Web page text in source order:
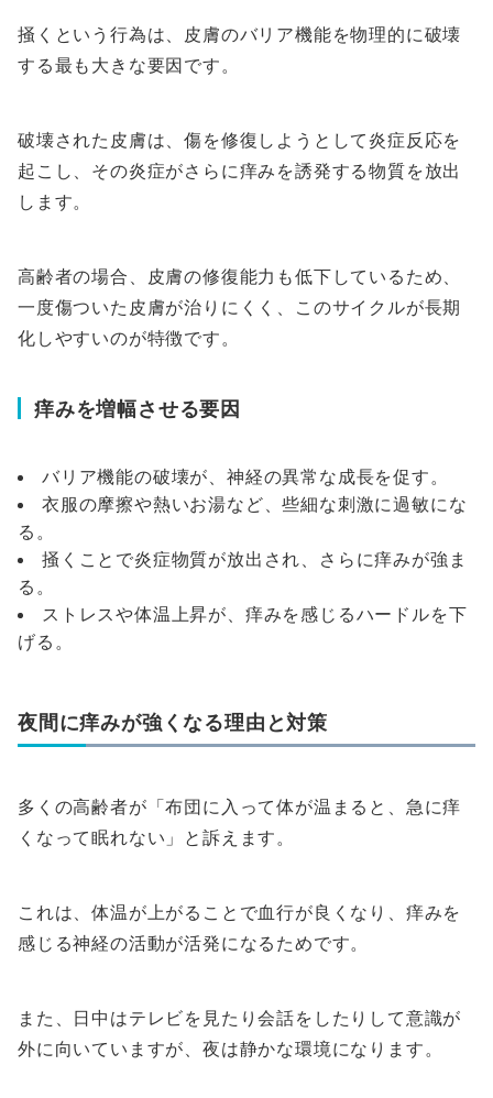
掻くという行為は、皮膚のバリア機能を物理的に破壊
する最も大きな要因です。
破壊された皮膚は、傷を修復しようとして炎症反応を
起こし、その炎症がさらに痒みを誘発する物質を放出
します。
高齢者の場合、皮膚の修復能力も低下しているため、
一度傷ついた皮膚が治りにくく、このサイクルが長期
化しやすいのが特徴です。
痒みを増幅させる要因
バリア機能の破壊が、神経の異常な成長を促す。
衣服の摩擦や熱いお湯など、些細な刺激に過敏にな
る。
掻くことで炎症物質が放出され、さらに痒みが強ま
る。
ストレスや体温上昇が、痒みを感じるハードルを下
げる。
夜間に痒みが強くなる理由と対策
多くの高齢者が「布団に入って体が温まると、急に痒
くなって眠れない」と訴えます。
これは、体温が上がることで血行が良くなり、痒みを
感じる神経の活動が活発になるためです。
また、日中はテレビを見たり会話をしたりして意識が
外に向いていますが、夜は静かな環境になります。